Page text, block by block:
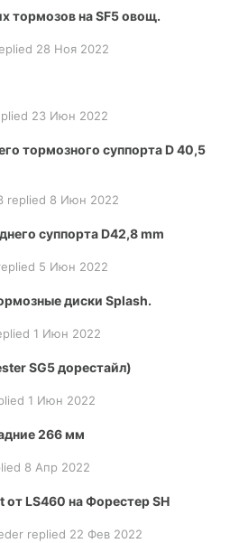
тормозов на SF5 овощ.
28 Ноя 2022
23 Июн 2022
тормозного суппорта D 40,5
8 Июн 2022
суппорта D42,8 mm
5 Июн 2022
диски Splash.
1 Июн 2022
SG5 дорестайл)
1 Июн 2022
266 мм
8 Апр 2022
от LS460 на Форестер SH
22 Фев 2022